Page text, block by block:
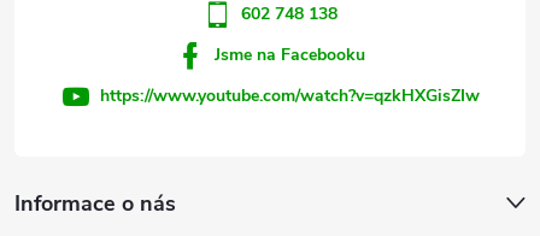
Informace o nás
602 748 138
Jsme na Facebooku
https://www.youtube.com/watch?v=qzkHXGisZIw